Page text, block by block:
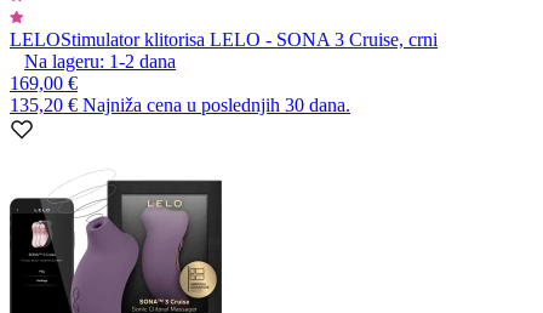
LELOStimulator klitorisa LELO - SONA 3 Cruise, crni
Na lageru: 1-2 dana
169,00 €
135,20 € Najniža cena u poslednjih 30 dana.